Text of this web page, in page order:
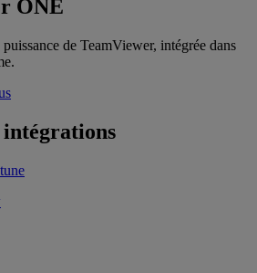
ONE
de TeamViewer, intégrée dans